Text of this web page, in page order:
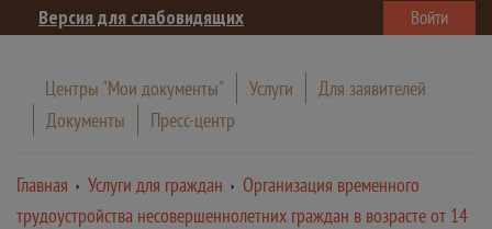
Версия для слабовидящих Войти
Центры "Мои документы" Услуги
Для заявителей
Документы
Пресс-центр
Главная Услуги для граждан
Организация временного
трудоустройства несовершеннолетних граждан в возрасте от 14